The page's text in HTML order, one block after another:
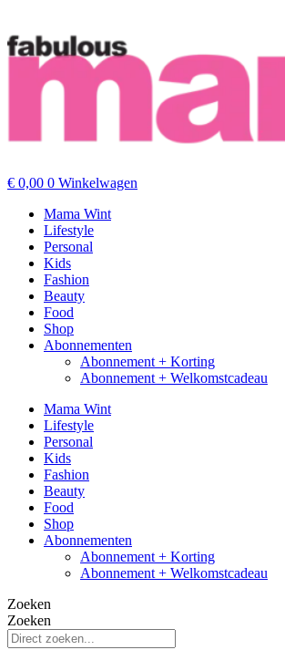
€ 0,00 0 Winkelwagen
Mama Wint
Lifestyle
Personal
Kids
Fashion
Beauty
Food
Shop
Abonnementen
Abonnement + Korting
Abonnement + Welkomstcadeau
Mama Wint
Lifestyle
Personal
Kids
Fashion
Beauty
Food
Shop
Abonnementen
Abonnement + Korting
Abonnement + Welkomstcadeau
Zoeken
Zoeken